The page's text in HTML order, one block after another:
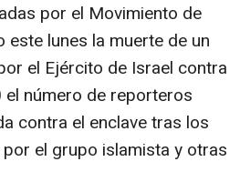
por el Movimiento de
este lunes la muerte de un
el Ejército de Israel contra
el número de reporteros
contra el enclave tras los
el grupo islamista y otras